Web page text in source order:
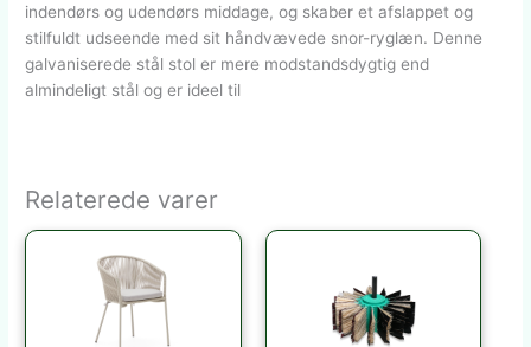
indendørs og udendørs middage, og skaber et afslappet og
stilfuldt udseende med sit håndvævede snor-ryglæn. Denne
galvaniserede stål stol er mere modstandsdygtig end
almindeligt stål og er ideel til
Relaterede varer